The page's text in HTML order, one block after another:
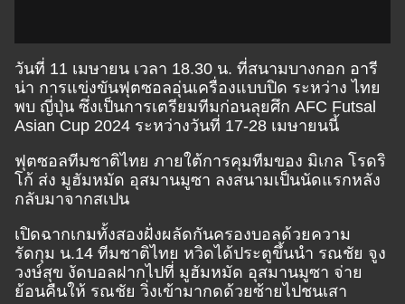
วันที่ 11 เมษายน เวลา 18.30 น. ที่สนามบางกอก อารี
น่า การแข่งขันฟุตซอลอุ่นเครื่องแบบปิด ระหว่าง ไทย
พบ ญี่ปุ่น ซึ่งเป็นการเตรียมทีมก่อนลุยศึก AFC Futsal
Asian Cup 2024 ระหว่างวันที่ 17-28 เมษายนนี้
ฟุตซอลทีมชาติไทย ภายใต้การคุมทีมของ มิเกล โรดริ
โก้ ส่ง มูฮัมหมัด อุสมานมูซา ลงสนามเป็นนัดแรกหลัง
กลับมาจากสเปน
เปิดฉากเกมทั้งสองฝั่งผลัดกันครองบอลด้วยความ
รัดกุม น.14 ทีมชาติไทย หวิดได้ประตูขึ้นนำ รณชัย จูง
วงษ์สุข งัดบอลฝากไปที่ มูฮัมหมัด อุสมานมูซา จ่าย
ย้อนคืนให้ รณชัย วิ่งเข้ามากดด้วยซ้ายไปชนเสา